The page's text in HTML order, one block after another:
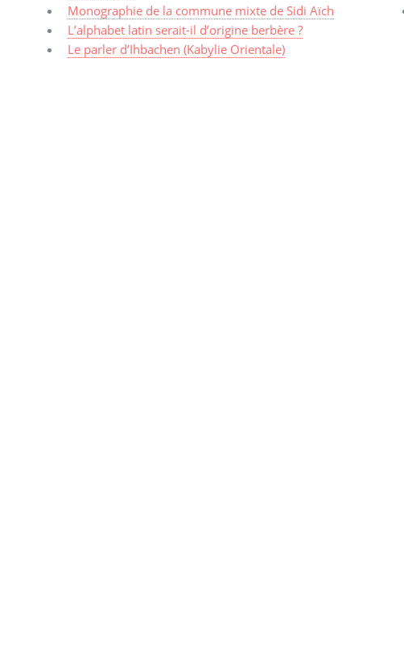
Monographie de la commune mixte de Sidi Aïch
L’alphabet latin serait-il d’origine berbère ?
Le parler d’Ihbachen (Kabylie Orientale)